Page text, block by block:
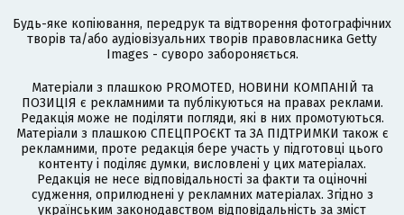
Будь-яке копіювання, передрук та відтворення фотографічних
творів та/або аудіовізуальних творів правовласника Getty
Images - суворо забороняється.
Матеріали з плашкою PROMOTED, НОВИНИ КОМПАНІЙ та
ПОЗИЦІЯ є рекламними та публікуються на правах реклами.
Редакція може не поділяти погляди, які в них промотуються.
Матеріали з плашкою СПЕЦПРОЄКТ та ЗА ПІДТРИМКИ також є
рекламними, проте редакція бере участь у підготовці цього
контенту і поділяє думки, висловлені у цих матеріалах.
Редакція не несе відповідальності за факти та оціночні
судження, оприлюднені у рекламних матеріалах. Згідно з
українським законодавством відповідальність за зміст